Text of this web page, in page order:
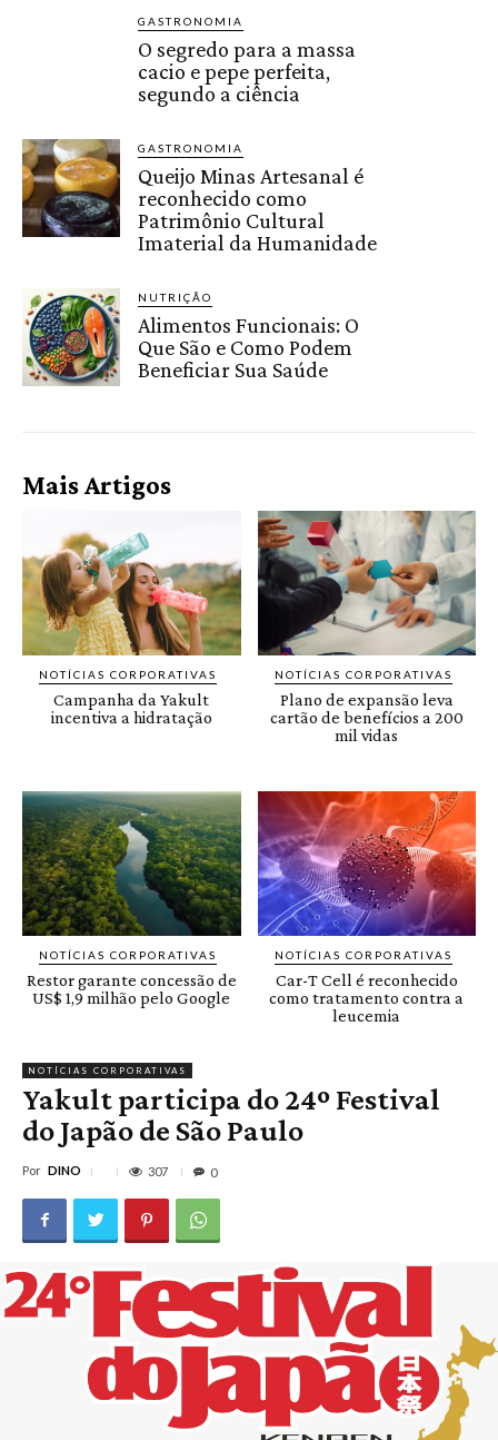
GASTRONOMIA
O segredo para a massa
cacio e pepe perfeita,
segundo a ciência
GASTRONOMIA
Queijo Minas Artesanal é
reconhecido como
Patrimônio Cultural
Imaterial da Humanidade
NUTRIÇÃO
Alimentos Funcionais: O
Que São e Como Podem
Beneficiar Sua Saúde
Mais Artigos
NOTÍCIAS CORPORATIVAS
Campanha da Yakult
incentiva a hidratação
NOTÍCIAS CORPORATIVAS
Plano de expansão leva
cartão de benefícios a 200
mil vidas
NOTÍCIAS CORPORATIVAS
Restor garante concessão de
US$ 1,9 milhão pelo Google
NOTÍCIAS CORPORATIVAS
Car-T Cell é reconhecido
como tratamento contra a
leucemia